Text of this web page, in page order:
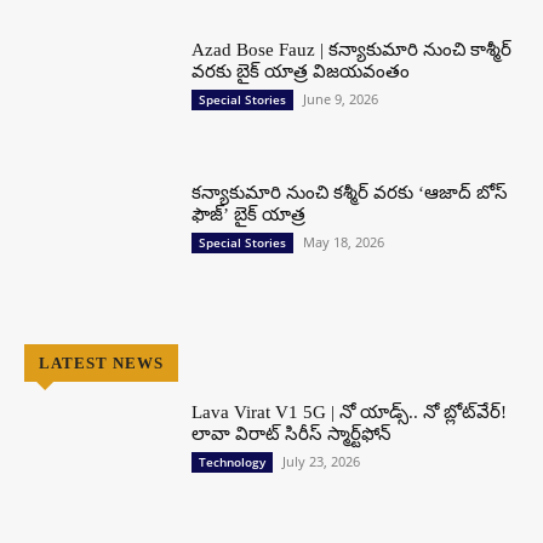
Azad Bose Fauz | కన్యాకుమారి నుంచి కాశ్మీర్
వరకు బైక్ యాత్ర విజయవంతం
Special Stories June 9, 2026
కన్యాకుమారి నుంచి కశ్మీర్ వరకు ‘ఆజాద్ బోస్
ఫౌజ్’ బైక్ యాత్ర
Special Stories May 18, 2026
LATEST NEWS
Lava Virat V1 5G | నో యాడ్స్.. నో బ్లోట్‌వేర్!
లావా విరాట్ సిరీస్ స్మార్ట్‌ఫోన్​
Technology July 23, 2026